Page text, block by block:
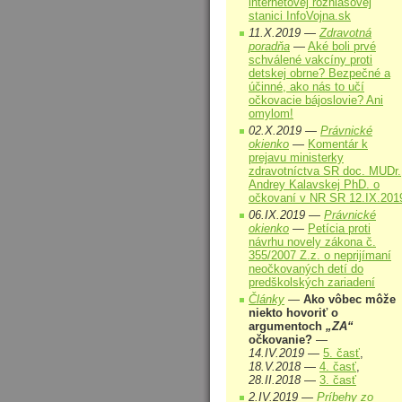
stanici InfoVojna.sk
11.X.2019 —Zdravotná
poradňa — Aké boli prvé
schválené vakcíny proti
detskej obrne? Bezpečné a
účinné, ako nás to učí
očkovacie bájoslovie? Ani
omylom!
02.X.2019 — Právnické
okienko — Komentár k
prejavu ministerky
zdravotníctva SR doc. MUDr.
Andrey Kalavskej PhD. o
očkovaní v NR SR
06.IX.2019 — Právnické
okienko — Petícia proti
návrhu novely zákona č.
355/2007 Z.z. o neprijímaní
neočkovaných detí do
predškolských zariadení
Články — Ako vôbec môže
niekto hovoriť o
argumentoch „ZA“
očkovanie? —
14.IV.2019 — 5. časť,
18.V.2018 — 4. časť,
28.II.2018 — 3. časť
2.IV.2019 — Príbehy zo